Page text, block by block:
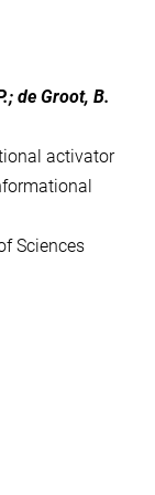
de Groot, B.
activator
Sciences